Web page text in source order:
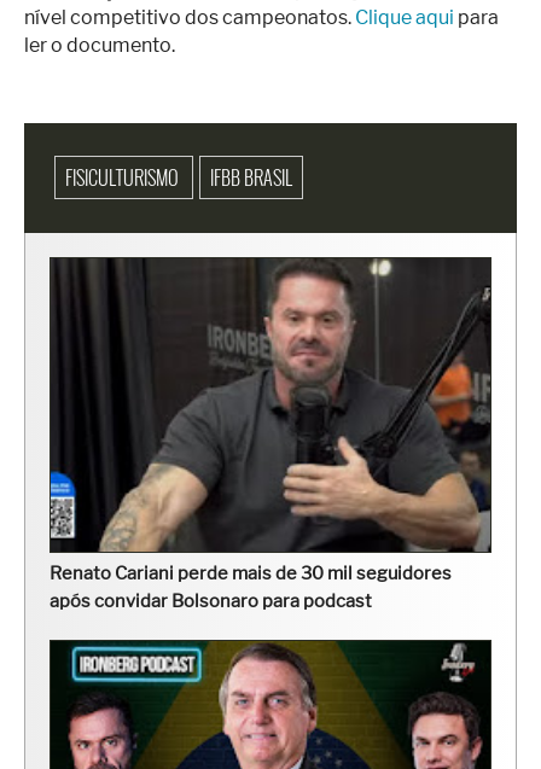
nível competitivo dos campeonatos. Clique aqui para
ler o documento.
FISICULTURISMO IFBB BRASIL
Renato Cariani perde mais de 30 mil seguidores
após convidar Bolsonaro para podcast